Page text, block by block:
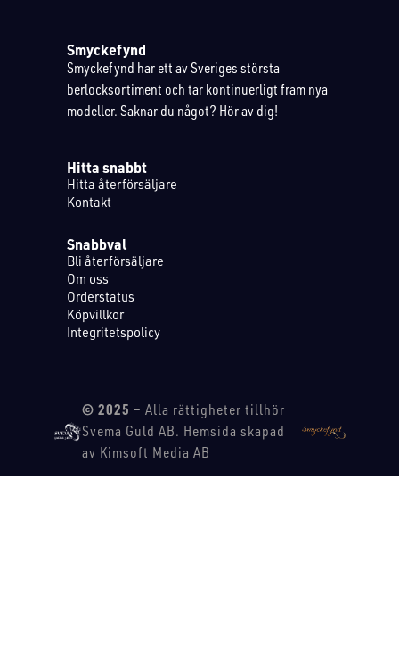
Smyckefynd
Smyckefynd har ett av Sveriges största
berlocksortiment och tar kontinuerligt fram nya
modeller. Saknar du något? Hör av dig!
Hitta snabbt
Hitta återförsäljare
Kontakt
Snabbval
Bli återförsäljare
Om oss
Orderstatus
Köpvillkor
Integritetspolicy
© 2025 – Alla rättigheter tillhör
Svema Guld AB. Hemsida skapad
av Kimsoft Media AB